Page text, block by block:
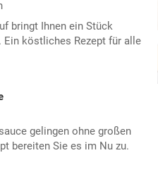
bringt Ihnen ein Stück
köstliches Rezept für alle
gelingen ohne großen
bereiten Sie es im Nu zu.